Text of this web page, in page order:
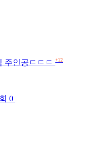
주인공ㄷㄷㄷ +12
0 |